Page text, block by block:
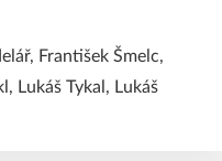
František Šmelc,
Lukáš Tykal, Lukáš